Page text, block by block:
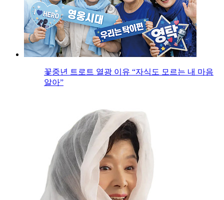
꽃중년 트로트 열광 이유 “자식도 모르는 내 마음
알아”